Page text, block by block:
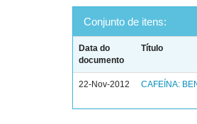
Conjunto de itens:
Data do
documento
Título
22-Nov-2012 CAFEÍNA: